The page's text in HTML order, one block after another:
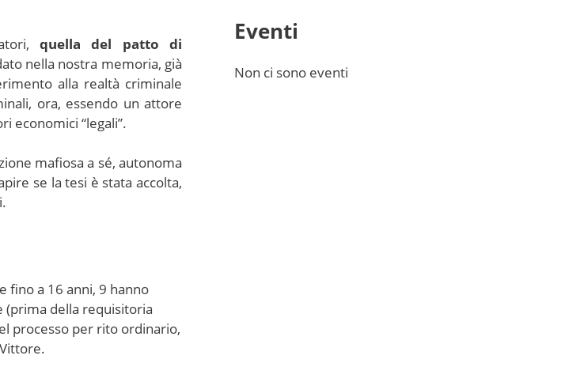
quella del patto di
nella nostra memoria, già
alla realtà criminale
ora, essendo un attore
economici “legali”.
mafiosa a sé, autonoma
se la tesi è stata accolta,
fino a 16 anni, 9 hanno
(prima della requisitoria
processo per rito ordinario,
Eventi
Non ci sono eventi